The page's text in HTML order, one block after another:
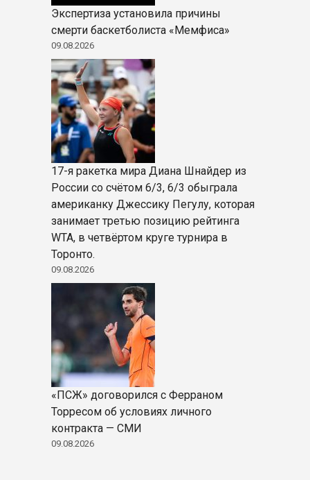
Экспертиза установила причины
смерти баскетболиста «Мемфиса»
09.08.2026
17-я ракетка мира Диана Шнайдер из
России со счётом 6/3, 6/3 обыграла
американку Джессику Пегулу, которая
занимает третью позицию рейтинга
WTA, в четвёртом круге турнира в
Торонто.
09.08.2026
«ПСЖ» договорился с Ферраном
Торресом об условиях личного
контракта — СМИ
09.08.2026